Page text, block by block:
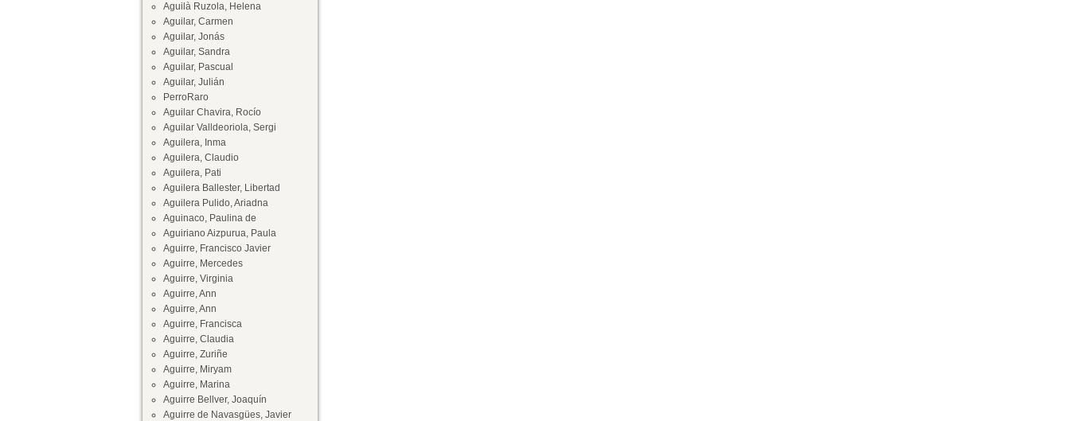
Aguilà Ruzola, Helena
Aguilar, Carmen
Aguilar, Jonás
Aguilar, Sandra
Aguilar, Pascual
Aguilar, Julián
PerroRaro
Aguilar Chavira, Rocío
Aguilar Valldeoriola, Sergi
Aguilera, Inma
Aguilera, Claudio
Aguilera, Pati
Aguilera Ballester, Libertad
Aguilera Pulido, Ariadna
Aguinaco, Paulina de
Aguiriano Aizpurua, Paula
Aguirre, Francisco Javier
Aguirre, Mercedes
Aguirre, Virginia
Aguirre, Ann
Aguirre, Ann
Aguirre, Francisca
Aguirre, Claudia
Aguirre, Zuriñe
Aguirre, Miryam
Aguirre, Marina
Aguirre Bellver, Joaquín
Aguirre de Navasgües, Javier